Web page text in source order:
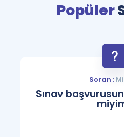
Popüler
Soran :
Sınav